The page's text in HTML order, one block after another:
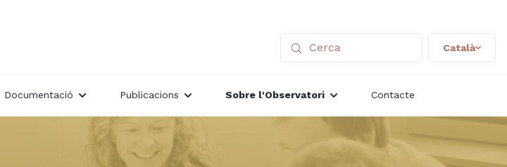
Català
Documentació Publicacions Sobre l'Observatori Contacte